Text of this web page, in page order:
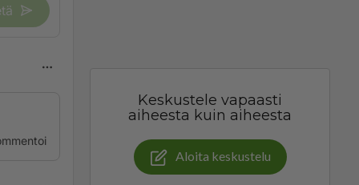
Keskustele vapaasti
aiheesta kuin aiheesta
Aloita keskustelu